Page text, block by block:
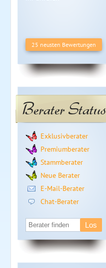
25 neusten Bewertungen
Berater Status
Exklusivberater
Premiumberater
Stammberater
Neue Berater
E-Mail-Berater
Chat-Berater